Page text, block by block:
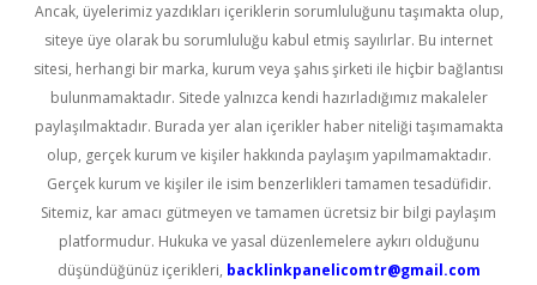
Ancak, üyelerimiz yazdıkları içeriklerin sorumluluğunu taşımakta olup,
siteye üye olarak bu sorumluluğu kabul etmiş sayılırlar. Bu internet
sitesi, herhangi bir marka, kurum veya şahıs şirketi ile hiçbir bağlantısı
bulunmamaktadır. Sitede yalnızca kendi hazırladığımız makaleler
paylaşılmaktadır. Burada yer alan içerikler haber niteliği taşımamakta
olup, gerçek kurum ve kişiler hakkında paylaşım yapılmamaktadır.
Gerçek kurum ve kişiler ile isim benzerlikleri tamamen tesadüfidir.
Sitemiz, kar amacı gütmeyen ve tamamen ücretsiz bir bilgi paylaşım
platformudur. Hukuka ve yasal düzenlemelere aykırı olduğunu
düşündüğünüz içerikleri, backlinkpanelicomtr@gmail.com